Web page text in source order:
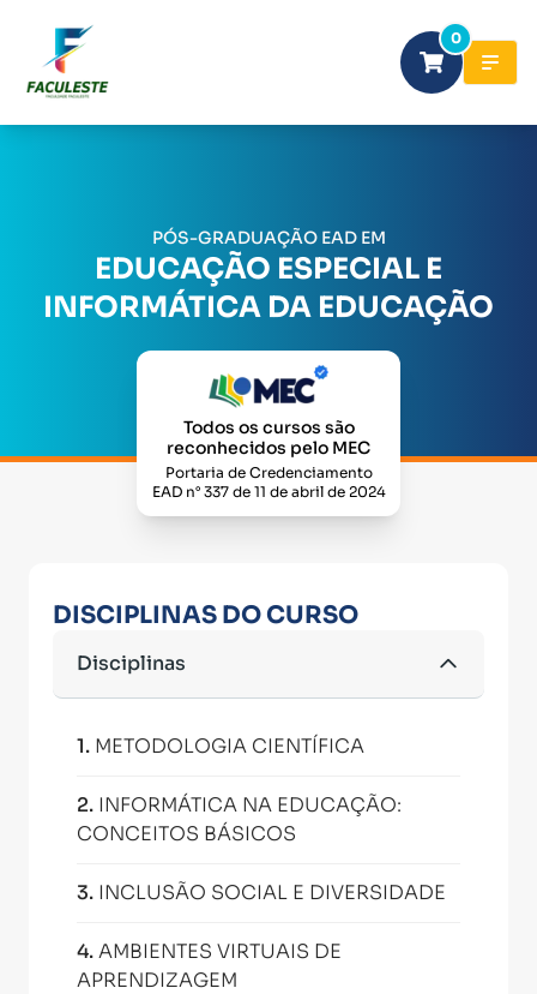
0
PÓS-GRADUAÇÃO EAD EM
EDUCAÇÃO ESPECIAL E
INFORMÁTICA DA EDUCAÇÃO
Todos os cursos são
reconhecidos pelo MEC
Portaria de Credenciamento
EAD n° 337 de 11 de abril de 2024
DISCIPLINAS DO CURSO
Disciplinas
1. METODOLOGIA CIENTÍFICA
2. INFORMÁTICA NA EDUCAÇÃO:
CONCEITOS BÁSICOS
3. INCLUSÃO SOCIAL E DIVERSIDADE
4.AMBIENTES VIRTUAIS DE
APRENDIZAGEM